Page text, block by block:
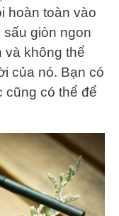
hoàn toàn vào
giòn ngon
và không thể
của nó. Bạn có
cũng có thể để